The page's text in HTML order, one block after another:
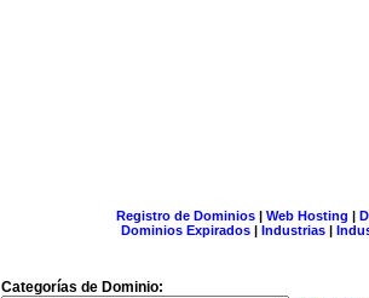
Registro de Dominios| Web Hosting |
Dominios Expirados | Industrias |
Categorías de Dominio: